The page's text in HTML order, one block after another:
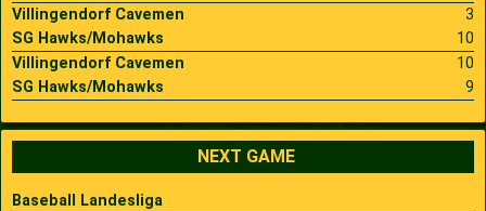
Villingendorf Cavemen
3
SG Hawks/Mohawks
10
Villingendorf Cavemen
10
SG Hawks/Mohawks
9
NEXT GAME
Baseball Landesliga